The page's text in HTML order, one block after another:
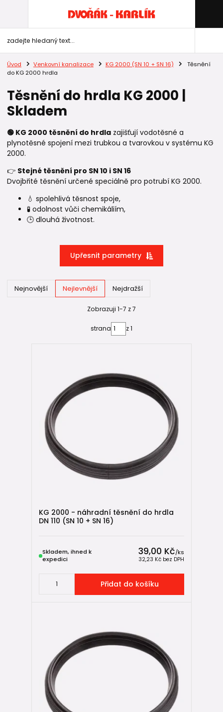
Úvod Venkovní kanalizace KG 2000 (SN 10 + SN 16)
Těsnění
do KG 2000 hrdla
Těsnění do hrdla KG 2000 |
Skladem
🟢 KG 2000 těsnění do hrdla zajišťují vodotěsné a
plynotěsné spojení mezi trubkou a tvarovkou v systému KG
2000.
👉 Stejné těsnění pro SN 10 i SN 16
Dvojbřité těsnění určené speciálně pro potrubí KG 2000.
💧 spolehlivá těsnost spoje,
🧪 odolnost vůči chemikáliím,
🕒 dlouhá životnost.
Upřesnit parametry
Nejnovější Nejlevnější Nejdražší
Zobrazuji 1-7 z 7
strana z 1
KG 2000 - náhradní těsnění do hrdla
DN 110 (SN 10 + SN 16)
39,00 Kč/ks
32,23 Kč bez DPH
Skladem, ihned k
expedici
Přidat do košíku